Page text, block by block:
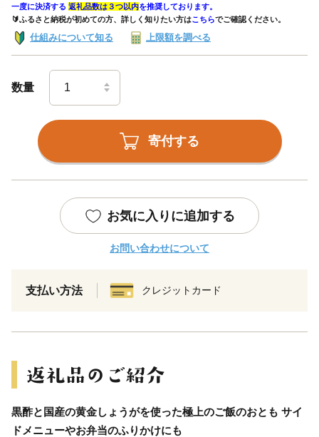
一度に決済する 返礼品数は３つ以内を推奨しております。
🔰ふるさと納税が初めての方、詳しく知りたい方はこちらでご確認ください。
仕組みについて知る 上限額を調べる
数量
寄付する
お気に入りに追加する
お問い合わせについて
支払い方法 クレジットカード
黒酢と国産の黄金しょうがを使った極上のご飯のおとも サイ
ドメニューやお弁当のふりかけにも